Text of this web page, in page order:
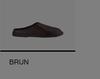
BRUN